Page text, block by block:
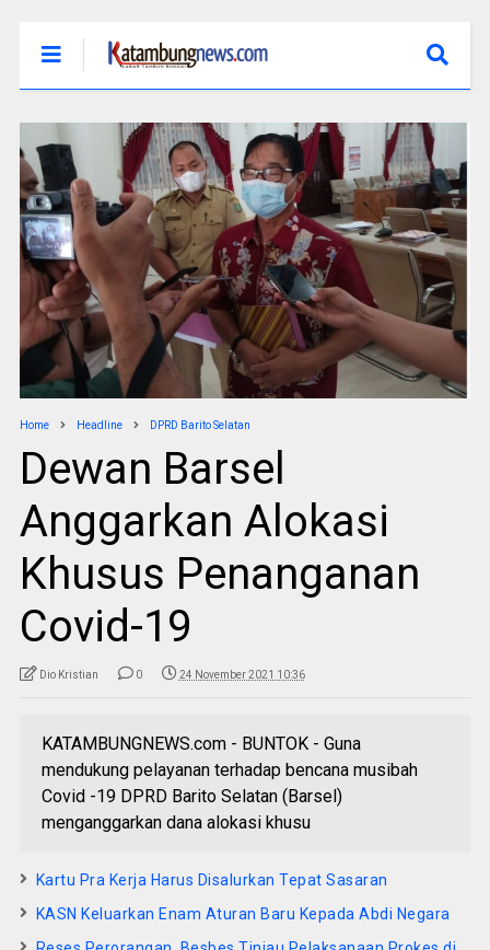
Home Headline DPRD Barito Selatan
Dewan Barsel
Anggarkan Alokasi
Khusus Penanganan
Covid-19
Dio Kristian 0 24 November 2021 10:36
KATAMBUNGNEWS.com - BUNTOK - Guna
mendukung pelayanan terhadap bencana musibah
Covid -19 DPRD Barito Selatan (Barsel)
menganggarkan dana alokasi khusu
Kartu Pra Kerja Harus Disalurkan Tepat Sasaran
KASN Keluarkan Enam Aturan Baru Kepada Abdi Negara